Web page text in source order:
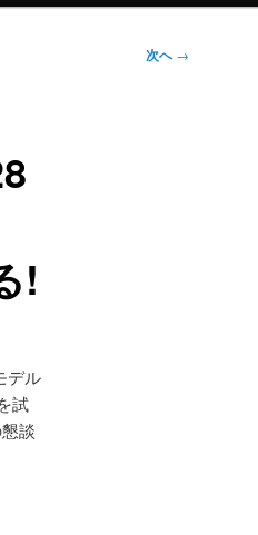
次へ→
!
デル
試
談